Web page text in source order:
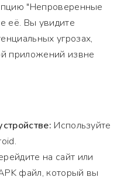
"Непроверенные
её. Вы увидите
угрозах,
приложений извне
Используйте
на сайт или
файл, который вы